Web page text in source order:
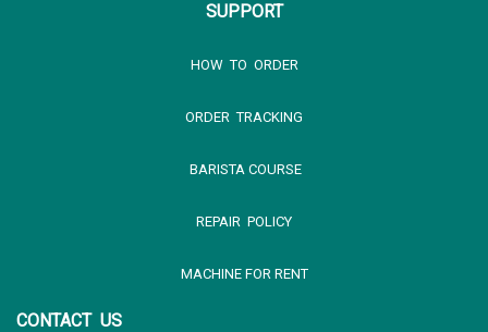
SUPPORT
HOW TO ORDER
ORDER TRACKING
BARISTA COURSE
REPAIR POLICY
MACHINE FOR RENT
CONTACT US